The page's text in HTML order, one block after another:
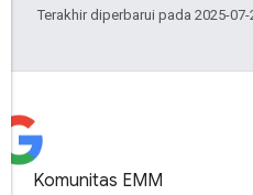
Terakhir diperbarui pada 2025-07-
Komunitas EMM